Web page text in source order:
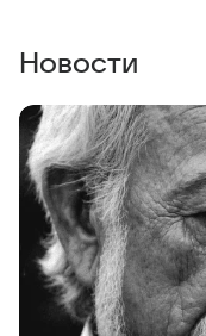
Новости